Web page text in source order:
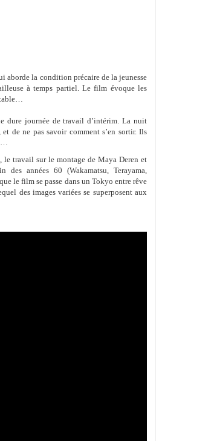
aborde la condition précaire de la jeunesse
à temps partiel. Le film évoque les
dure journée de travail d’intérim. La nuit
de ne pas savoir comment s’en sortir. Ils
le travail sur le montage de Maya Deren et
années 60 (Wakamatsu, Terayama,
le film se passe dans un Tokyo entre rêve
des images variées se superposent aux